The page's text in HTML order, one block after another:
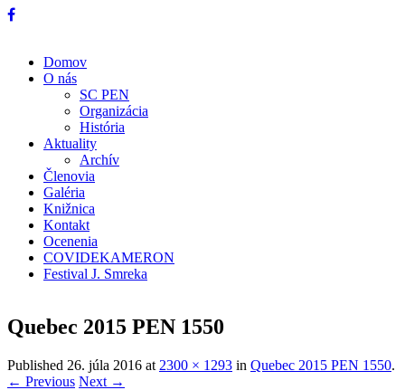
Domov
O nás
SC PEN
Organizácia
História
Aktuality
Archív
Členovia
Galéria
Knižnica
Kontakt
Ocenenia
COVIDEKAMERON
Festival J. Smreka
Quebec 2015 PEN 1550
Published 26. júla 2016 at 2300 × 1293 in Quebec 2015 PEN 1550.
← Previous Next →